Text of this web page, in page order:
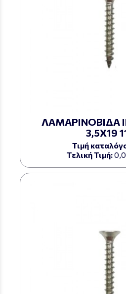
ΛΑΜΑΡΙΝΟΒΙΔΑ
3,5Χ19
Τιμή
Τελική Τιμή: